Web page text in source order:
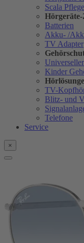
Scala
Batterien
Akku- /
TV Adapter
Kinder
TV-
Blitz- und
Telefone
Service
×